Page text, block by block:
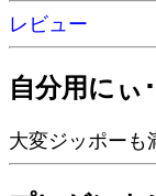
レビュー
自分用にぃ
大変ジッポーも